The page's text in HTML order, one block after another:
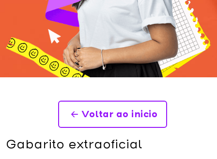
Voltar ao inicio
Gabarito extraoficial